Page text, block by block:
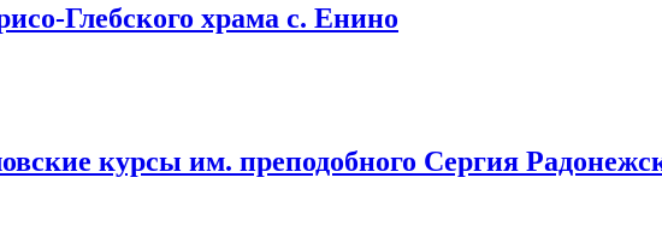
Глебского храма с. Енино
курсы им. преподобного Сергия